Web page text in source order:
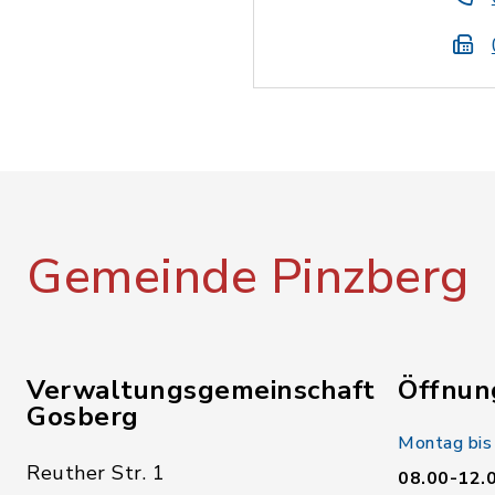
Gemeinde Pinzberg
Verwaltungsgemeinschaft
Gosberg
Reuther Str. 1
Montag
08.00-